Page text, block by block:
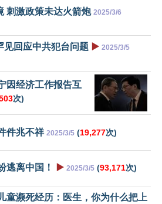
刺激政策未达火箭炮 2025/3/6
见回应中共犯台问题 ▶️ 2025/3/5
因经济工作报告互
次)
件兆不祥 2025/3/5 (19,277次)
逃离中国！ ▶️ 2025/3/5 (93,171次)
童濒死经历：医生，你为什么把上